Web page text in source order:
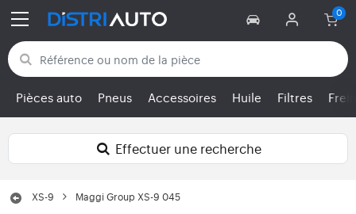
Retour aux catégories
Pièces auto Pneus Accessoires Huile Filtres
Effectuer une recherche
XS-9 Maggi Group XS-9 045